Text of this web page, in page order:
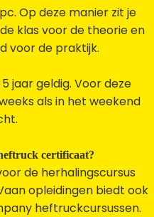
Op deze manier zit je
klas voor de theorie en
voor de praktijk.
jaar geldig. Voor deze
als in het weekend
certificaat?
de herhalingscursus
opleidingen biedt ook
heftruckcursussen.